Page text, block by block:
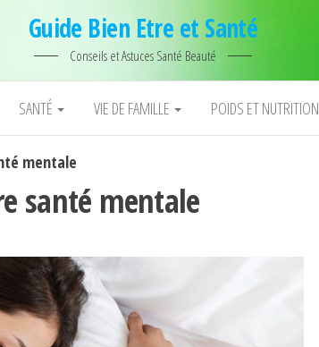
Guide Bien Etre et Santé
Conseils et Astuces Santé Beauté
SANTÉ VIE DE FAMILLE POIDS ET NUTRITION
mentale
santé mentale